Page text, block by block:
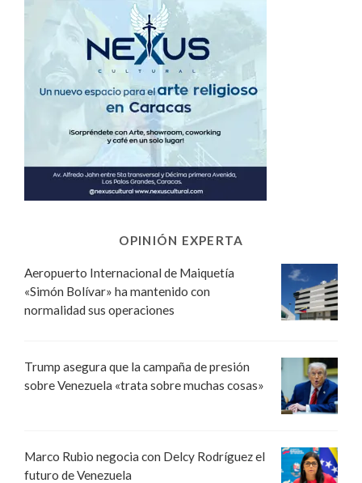
OPINIÓN EXPERTA
Aeropuerto Internacional de Maiquetía
«Simón Bolívar» ha mantenido con
normalidad sus operaciones
Trump asegura que la campaña de presión
sobre Venezuela «trata sobre muchas cosas»
Marco Rubio negocia con Delcy Rodríguez el
futuro de Venezuela